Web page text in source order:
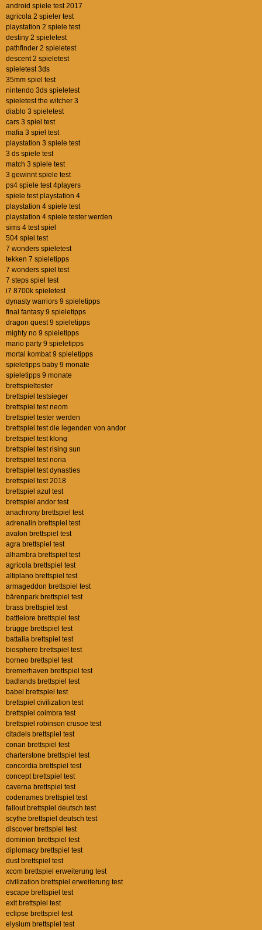
android spiele test 2017
agricola 2 spieler test
playstation 2 spiele test
destiny 2 spieletest
pathfinder 2 spieletest
descent 2 spieletest
spieletest 3ds
35mm spiel test
nintendo 3ds spieletest
spieletest the witcher 3
diablo 3 spieletest
cars 3 spiel test
mafia 3 spiel test
playstation 3 spiele test
3 ds spiele test
match 3 spiele test
3 gewinnt spiele test
ps4 spiele test 4players
spiele test playstation 4
playstation 4 spiele test
playstation 4 spiele tester werden
sims 4 test spiel
504 spiel test
7 wonders spieletest
tekken 7 spieletipps
7 wonders spiel test
7 steps spiel test
i7 8700k spieletest
dynasty warriors 9 spieletipps
final fantasy 9 spieletipps
dragon quest 9 spieletipps
mighty no 9 spieletipps
mario party 9 spieletipps
mortal kombat 9 spieletipps
spieletipps baby 9 monate
spieletipps 9 monate
brettspieltester
brettspiel testsieger
brettspiel test neom
brettspiel tester werden
brettspiel test die legenden von andor
brettspiel test klong
brettspiel test rising sun
brettspiel test noria
brettspiel test dynasties
brettspiel test 2018
brettspiel azul test
brettspiel andor test
anachrony brettspiel test
adrenalin brettspiel test
avalon brettspiel test
agra brettspiel test
alhambra brettspiel test
agricola brettspiel test
altiplano brettspiel test
armageddon brettspiel test
bärenpark brettspiel test
brass brettspiel test
battlelore brettspiel test
brügge brettspiel test
battalia brettspiel test
biosphere brettspiel test
borneo brettspiel test
bremerhaven brettspiel test
badlands brettspiel test
babel brettspiel test
brettspiel civilization test
brettspiel coimbra test
brettspiel robinson crusoe test
citadels brettspiel test
conan brettspiel test
charterstone brettspiel test
concordia brettspiel test
concept brettspiel test
caverna brettspiel test
codenames brettspiel test
fallout brettspiel deutsch test
scythe brettspiel deutsch test
discover brettspiel test
dominion brettspiel test
diplomacy brettspiel test
dust brettspiel test
xcom brettspiel erweiterung test
civilization brettspiel erweiterung test
escape brettspiel test
exit brettspiel test
eclipse brettspiel test
elysium brettspiel test